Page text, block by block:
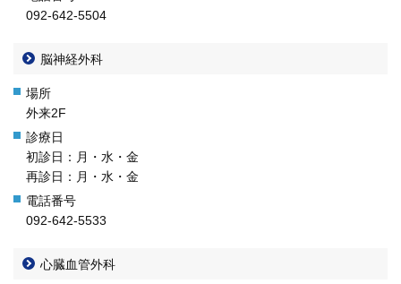
092-642-5504
脳神経外科
外来2F
初診日：月・水・金
再診日：月・水・金
092-642-5533
心臓血管外科